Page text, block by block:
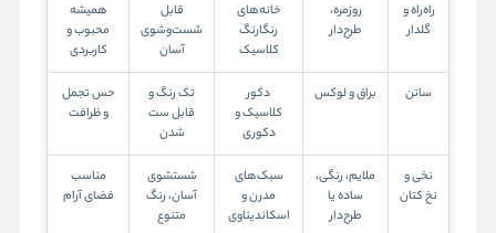
راه‌راه و
گلدار
روزمره،
طرح‌دار
خانه‌های
رنگارنگ
کلاسیک
قابل
شست‌وشوی
آسان
همیشه
محبوب و
کاربردی
ساتن براق و لوکس
دکور
کلاسیک و
دکوری
تک رنگ و
قابل ست
شدن
حس تجمل
و ظرافت
نخی و
نخ کتان
ملایم، رنگی،
ساده یا
طرح‌دار
سبک‌های
مدرن و
اسکاندیناوی
شستشوی
آسان، رنگ
متنوع
مناسب
فضای آرام